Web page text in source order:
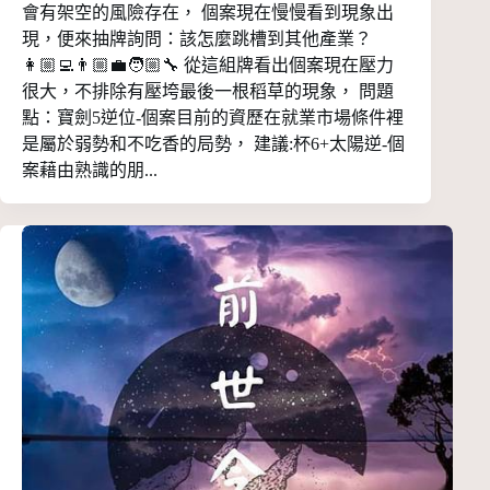
會有架空的風險存在， 個案現在慢慢看到現象出
現，便來抽牌詢問：該怎麼跳槽到其他產業？
👩🏼‍💻👨🏼‍💼🧑🏼‍🔧 從這組牌看出個案現在壓力
很大，不排除有壓垮最後一根稻草的現象， 問題
點：寶劍5逆位-個案目前的資歷在就業市場條件裡
是屬於弱勢和不吃香的局勢， 建議:杯6+太陽逆-個
案藉由熟識的朋...